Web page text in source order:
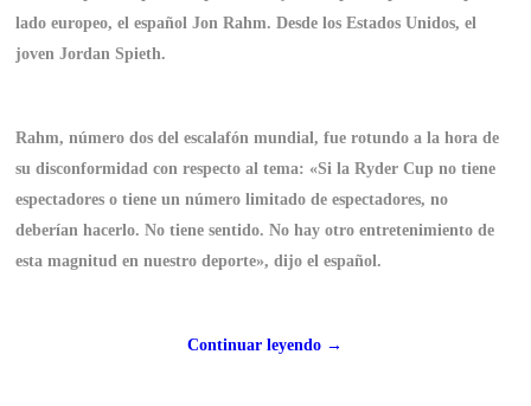
lado europeo, el español Jon Rahm. Desde los Estados Unidos, el
joven Jordan Spieth.
Rahm, número dos del escalafón mundial, fue rotundo a la hora de
su disconformidad con respecto al tema: «Si la Ryder Cup no tiene
espectadores o tiene un número limitado de espectadores, no
deberían hacerlo. No tiene sentido. No hay otro entretenimiento de
esta magnitud en nuestro deporte», dijo el español.
Continuar leyendo →